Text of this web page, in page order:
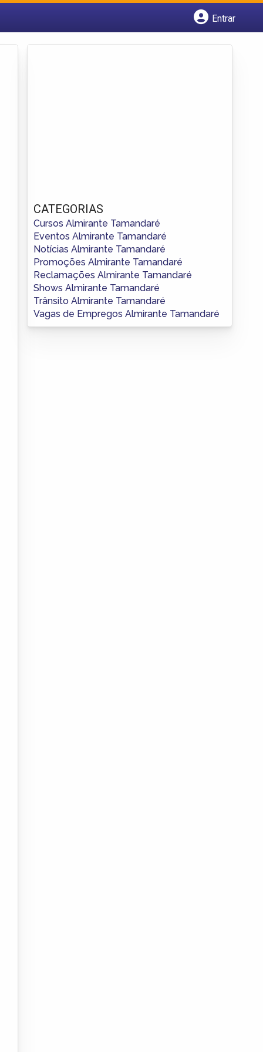
Entrar
CATEGORIAS
Cursos Almirante Tamandaré
Eventos Almirante Tamandaré
Notícias Almirante Tamandaré
Promoções Almirante Tamandaré
Reclamações Almirante Tamandaré
Shows Almirante Tamandaré
Trânsito Almirante Tamandaré
Vagas de Empregos Almirante Tamandaré